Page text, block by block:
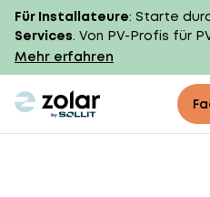
Für Installateure: Starte
Services. Von PV-Profis für
Mehr erfahren
zolar logo